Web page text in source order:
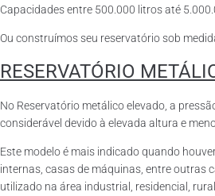
Capacidades entre 500.000 litros até
Ou construímos seu reservatório sob
RESERVATÓRIO
No Reservatório metálico elevado, a
considerável devido à elevada altura e
Este modelo é mais indicado quando
internas, casas de máquinas, entre outras
utilizado na área industrial, residencial,